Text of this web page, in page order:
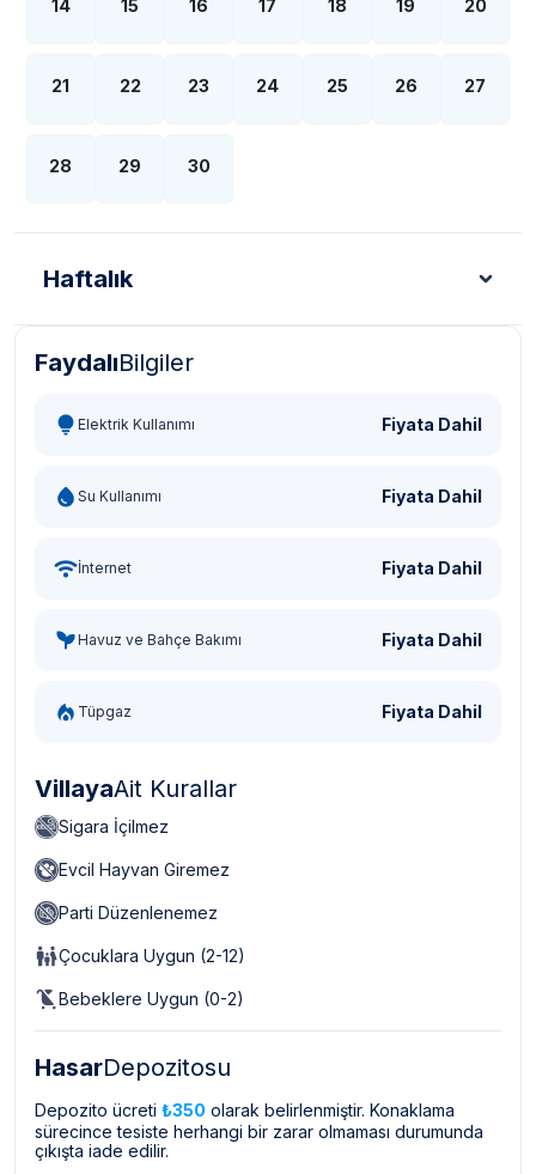
14 15 16 17 18 19 20
21 22 23 24 25 26 27
28 29 30
Haftalık
Türk Lirası - TL
FaydalıBilgiler
Elektrik Kullanımı Fiyata Dahil
Su Kullanımı Fiyata Dahil
İnternet Fiyata Dahil
Havuz ve Bahçe Bakımı Fiyata Dahil
Tüpgaz Fiyata Dahil
VillayaAit Kurallar
Sigara İçilmez
Evcil Hayvan Giremez
Parti Düzenlenemez
Çocuklara Uygun (2-12)
Bebeklere Uygun (0-2)
HasarDepozitosu
Depozito ücreti ₺350 olarak belirlenmiştir. Konaklama
sürecince tesiste herhangi bir zarar olmaması durumunda
çıkışta iade edilir.